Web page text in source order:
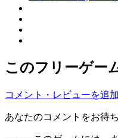
このフリーゲー
コメント・レビューを追
あなたのコメントをお待